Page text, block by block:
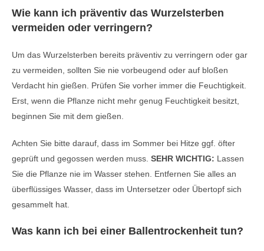
Wie kann ich präventiv das Wurzelsterben
vermeiden oder verringern?
Um das Wurzelsterben bereits präventiv zu verringern oder gar
zu vermeiden, sollten Sie nie vorbeugend oder auf bloßen
Verdacht hin gießen. Prüfen Sie vorher immer die Feuchtigkeit.
Erst, wenn die Pflanze nicht mehr genug Feuchtigkeit besitzt,
beginnen Sie mit dem gießen.
Achten Sie bitte darauf, dass im Sommer bei Hitze ggf. öfter
geprüft und gegossen werden muss. SEHR WICHTIG: Lassen
Sie die Pflanze nie im Wasser stehen. Entfernen Sie alles an
überflüssiges Wasser, dass im Untersetzer oder Übertopf sich
gesammelt hat.
Was kann ich bei einer Ballentrockenheit tun?